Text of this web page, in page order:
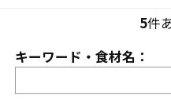
5件
キーワード・食材名：